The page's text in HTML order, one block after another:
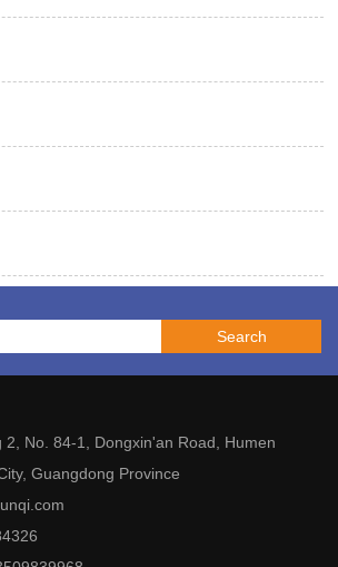
2, No. 84-1, Dongxin'an Road, Humen
Guangdong Province